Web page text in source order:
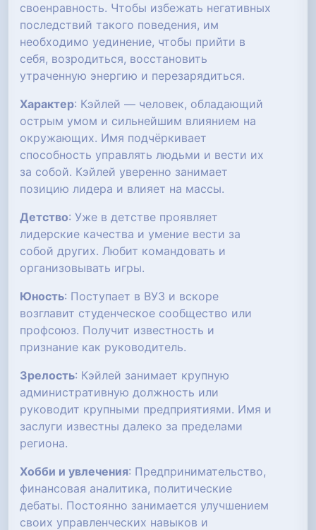
своенравность. Чтобы избежать негативных
последствий такого поведения, им
необходимо уединение, чтобы прийти в
себя, возродиться, восстановить
утраченную энергию и перезарядиться.
Характер: Кэйлей — человек, обладающий
острым умом и сильнейшим влиянием на
окружающих. Имя подчёркивает
способность управлять людьми и вести их
за собой. Кэйлей уверенно занимает
позицию лидера и влияет на массы.
Детство: Уже в детстве проявляет
лидерские качества и умение вести за
собой других. Любит командовать и
организовывать игры.
Юность: Поступает в ВУЗ и вскоре
возглавит студенческое сообщество или
профсоюз. Получит известность и
признание как руководитель.
Зрелость: Кэйлей занимает крупную
административную должность или
руководит крупными предприятиями. Имя и
заслуги известны далеко за пределами
региона.
Хобби и увлечения: Предпринимательство,
финансовая аналитика, политические
дебаты. Постоянно занимается улучшением
своих управленческих навыков и